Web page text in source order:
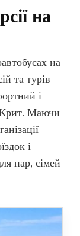
на
на
та турів
і
Крит. Маючи
і
пар, сімей